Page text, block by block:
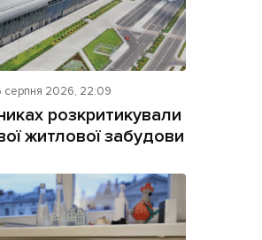
серпня 2026, 22:09
розкритикували
житлової забудови